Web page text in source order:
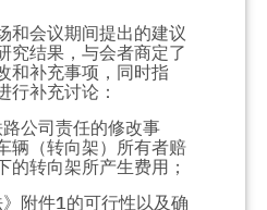
和会议期间提出的建议
究结果，与会者商定了
和补充事项，同时指
行补充讨论：
公司责任的修改事
辆（转向架）所有者赔
的转向架所产生费用；
附件1的可行性以及确